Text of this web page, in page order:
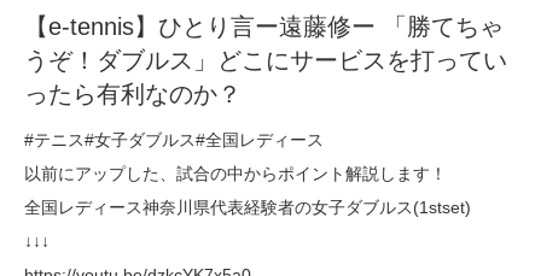
【e-tennis】ひとり言ー遠藤修ー 「勝てちゃ
うぞ！ダブルス」どこにサービスを打ってい
ったら有利なのか？
#テニス#女子ダブルス#全国レディース
以前にアップした、試合の中からポイント解説します！
全国レディース神奈川県代表経験者の女子ダブルス(1stset)
↓↓↓